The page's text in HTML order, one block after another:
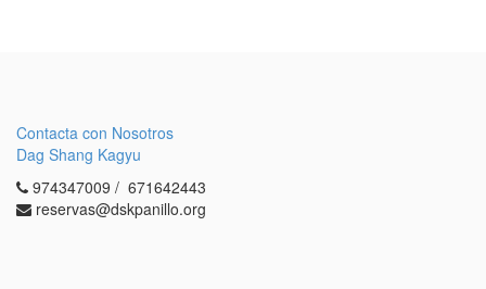
Contacta con Nosotros
Dag Shang Kagyu
974347009 / 671642443
reservas@dskpanillo.org